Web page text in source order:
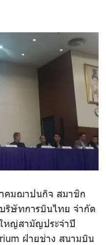
คมฌาปนกิจ สมาชิก
ษัทการบินไทย จำกัด
หญ่สามัญประจำปี
ฝ่ายช่าง สนามบิน